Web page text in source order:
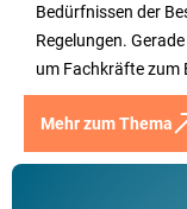
Bedürfnissen der
Regelungen.
um Fachkräfte zum
Mehr zum Thema